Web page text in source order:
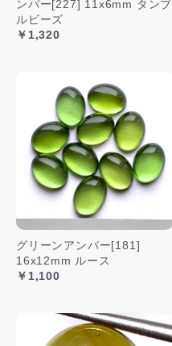
ンバー[227] 11x6mm タンブ
ルビーズ
￥1,320
グリーンアンバー[181]
16x12mm ルース
￥1,100